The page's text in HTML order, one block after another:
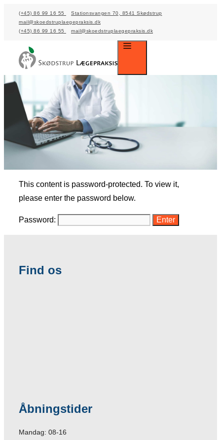
(+45) 86 99 16 55
Stationsvangen 70, 8541 Skødstrup
mail@skoedstruplaegepraksis.dk
(+45) 86 99 16 55
mail@skoedstruplaegepraksis.dk
This content is password-protected. To view it,
please enter the password below.
Password:
Find os
Åbningstider
Mandag: 08-16